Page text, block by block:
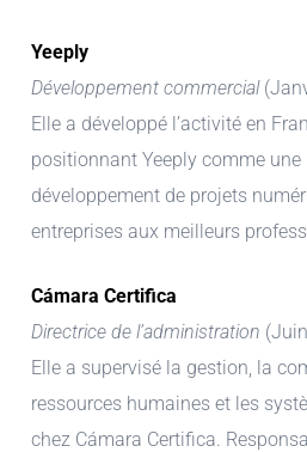
Yeeply
Développement commercial
Elle a développé l’activité en
positionnant Yeeply comme
développement de projets
entreprises aux meilleurs
Cámara Certifica
Directrice de l’administration
Elle a supervisé la gestion, la
ressources humaines et les
chez Cámara Certifica.